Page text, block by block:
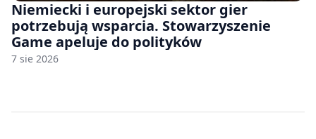
Niemiecki i europejski sektor gier
potrzebują wsparcia. Stowarzyszenie
Game apeluje do polityków
7 sie 2026